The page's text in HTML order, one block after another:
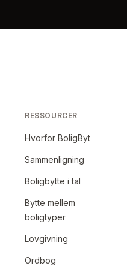
RESSOURCER
Hvorfor BoligByt
Sammenligning
Boligbytte i tal
Bytte mellem
boligtyper
Lovgivning
Ordbog